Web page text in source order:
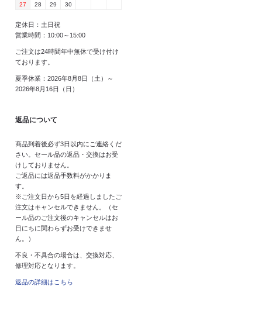
27
28 29 30
定休日：土日祝
営業時間：10:00～15:00
ご注文は24時間年中無休で受け付け
ております。
夏季休業：2026年8月8日（土）～
2026年8月16日（日）
返品について
商品到着後必ず3日以内にご連絡くだ
さい。セール品の返品・交換はお受
けしておりません。
ご返品には返品手数料がかかりま
す。
※ご注文日から5日を経過しましたご
注文はキャンセルできません。（セ
ール品のご注文後のキャンセルはお
日にちに関わらずお受けできませ
ん。）
不良・不具合の場合は、交換対応、
修理対応となります。
返品の詳細はこちら